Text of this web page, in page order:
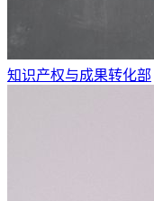
知识产权与成果转化部